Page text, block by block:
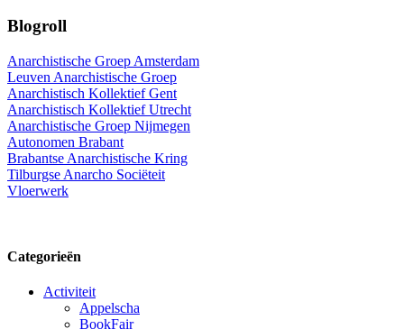
Blogroll
Anarchistische Groep Amsterdam
Leuven Anarchistische Groep
Anarchistisch Kollektief Gent
Anarchistisch Kollektief Utrecht
Anarchistische Groep Nijmegen
Autonomen Brabant
Brabantse Anarchistische Kring
Tilburgse Anarcho Sociëteit
Vloerwerk
Categorieën
Activiteit
Appelscha
BookFair